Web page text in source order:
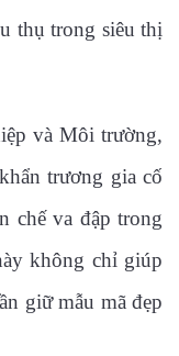
thụ trong siêu thị
và Môi trường,
trương gia cố
chế va đập trong
không chỉ giúp
giữ mẫu mã đẹp